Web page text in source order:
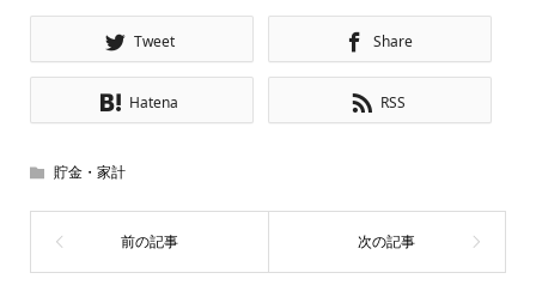
Tweet Share
Hatena RSS
貯金・家計